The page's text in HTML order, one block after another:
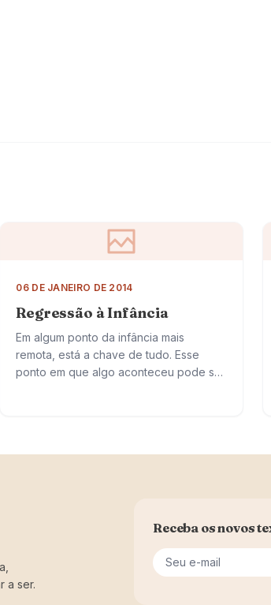
06 DE JANEIRO DE 2014
Regressão à Infância
Em algum ponto da infância mais
remota, está a chave de tudo. Esse
ponto em que algo aconteceu pode ser
a ser.
Receba os novos
Seu e-mail